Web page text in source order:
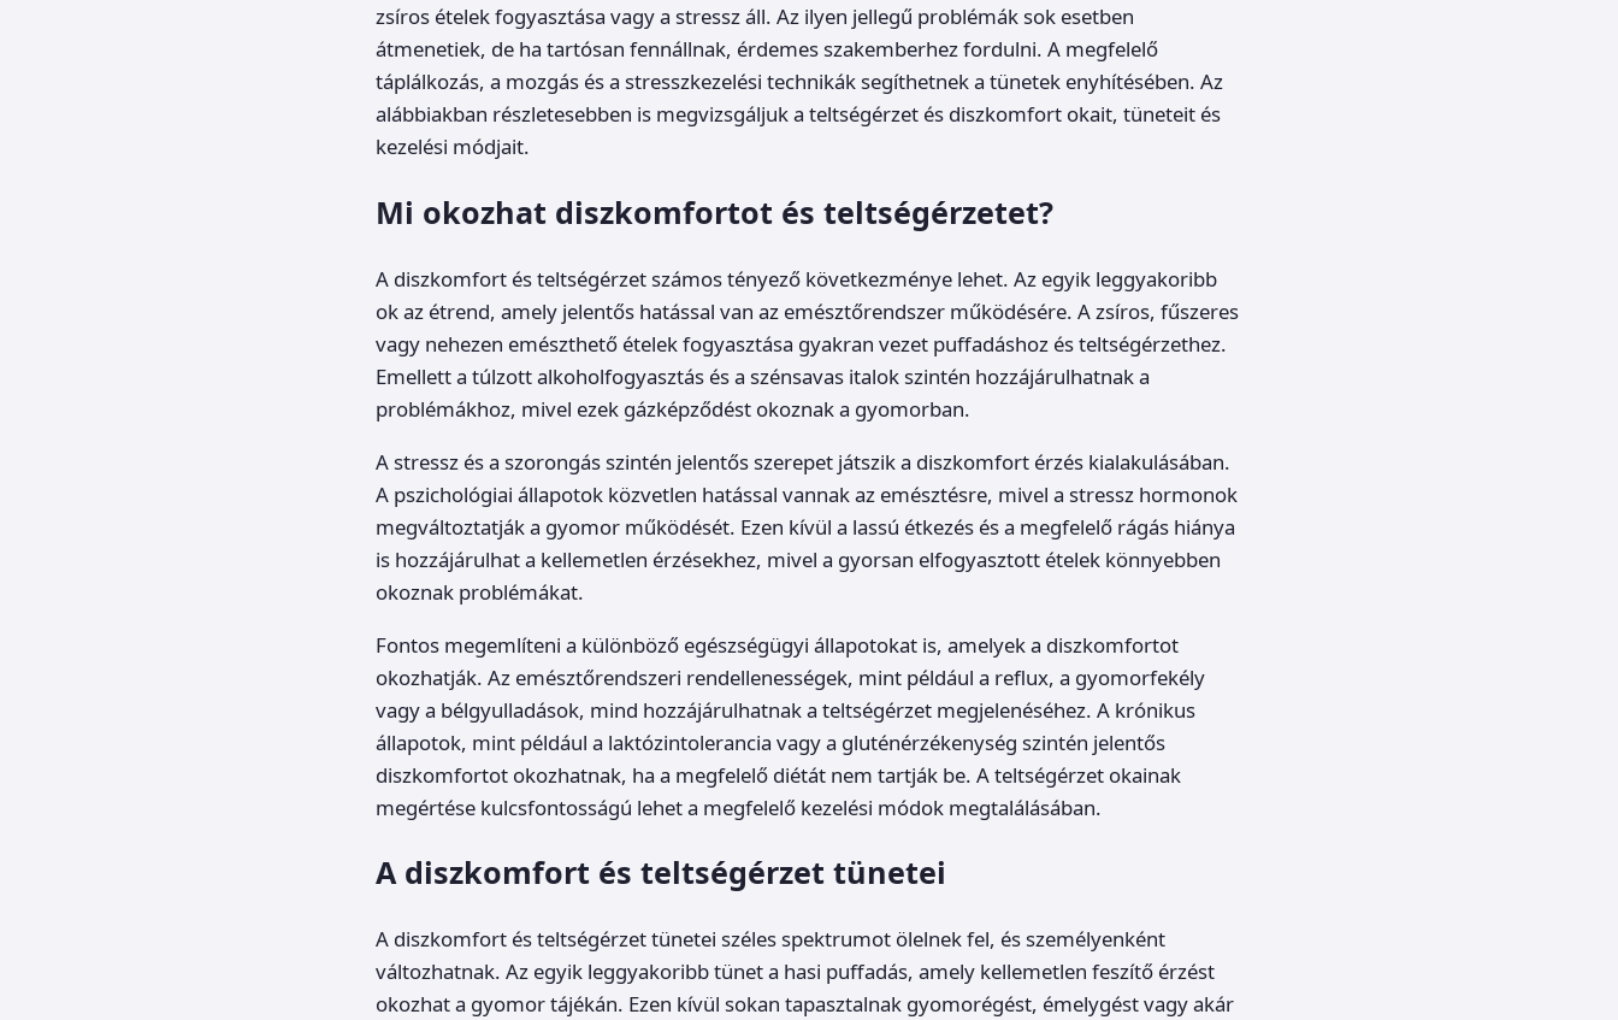
zsíros ételek fogyasztása vagy a stressz áll. Az ilyen jellegű problémák sok esetben
átmenetiek, de ha tartósan fennállnak, érdemes szakemberhez fordulni. A megfelelő
táplálkozás, a mozgás és a stresszkezelési technikák segíthetnek a tünetek enyhítésében. Az
alábbiakban részletesebben is megvizsgáljuk a teltségérzet és diszkomfort okait, tüneteit és
kezelési módjait.
Mi okozhat diszkomfortot és teltségérzetet?
A diszkomfort és teltségérzet számos tényező következménye lehet. Az egyik leggyakoribb
ok az étrend, amely jelentős hatással van az emésztőrendszer működésére. A zsíros, fűszeres
vagy nehezen emészthető ételek fogyasztása gyakran vezet puffadáshoz és teltségérzethez.
Emellett a túlzott alkoholfogyasztás és a szénsavas italok szintén hozzájárulhatnak a
problémákhoz, mivel ezek gázképződést okoznak a gyomorban.
A stressz és a szorongás szintén jelentős szerepet játszik a diszkomfort érzés kialakulásában.
A pszichológiai állapotok közvetlen hatással vannak az emésztésre, mivel a stressz hormonok
megváltoztatják a gyomor működését. Ezen kívül a lassú étkezés és a megfelelő rágás hiánya
is hozzájárulhat a kellemetlen érzésekhez, mivel a gyorsan elfogyasztott ételek könnyebben
okoznak problémákat.
Fontos megemlíteni a különböző egészségügyi állapotokat is, amelyek a diszkomfortot
okozhatják. Az emésztőrendszeri rendellenességek, mint például a reflux, a gyomorfekély
vagy a bélgyulladások, mind hozzájárulhatnak a teltségérzet megjelenéséhez. A krónikus
állapotok, mint például a laktózintolerancia vagy a gluténérzékenység szintén jelentős
diszkomfortot okozhatnak, ha a megfelelő diétát nem tartják be. A teltségérzet okainak
megértése kulcsfontosságú lehet a megfelelő kezelési módok megtalálásában.
A diszkomfort és teltségérzet tünetei
A diszkomfort és teltségérzet tünetei széles spektrumot ölelnek fel, és személyenként
változhatnak. Az egyik leggyakoribb tünet a hasi puffadás, amely kellemetlen feszítő érzést
okozhat a gyomor tájékán. Ezen kívül sokan tapasztalnak gyomorégést, émelygést vagy akár